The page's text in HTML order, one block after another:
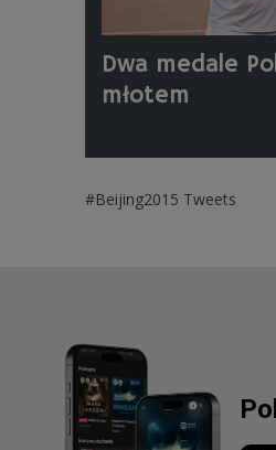
Dwa medale
młotem
#Beijing2015 Tweets